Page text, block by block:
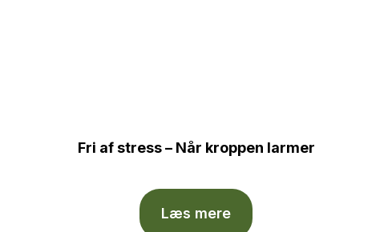
Fri af stress – Når kroppen larmer
Læs mere